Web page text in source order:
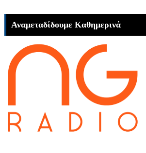
Αναμεταδίδουμε Καθημερινά